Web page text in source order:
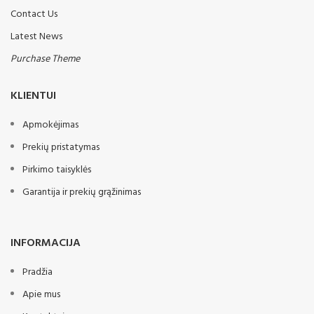
Papildoma HUGE 6.2
450 mm Kembridžo žiedai
530 mm Kembridžo žiedai
550mm Crosskil žiedai
Pievų žiedai 540mm
LED apšvietimas
Contact Us
Latest News
Purchase Theme
KLIENTUI
Apmokėjimas
Prekių pristatymas
Pirkimo taisyklės
Garantija ir prekių grąžinimas
INFORMACIJA
Pradžia
Apie mus